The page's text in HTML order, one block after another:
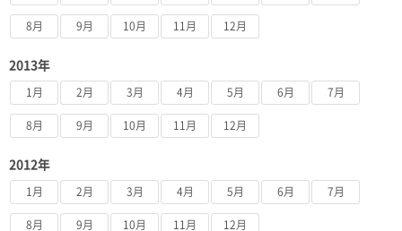
8月 9月 10月 11月 12月
2013年
1月 2月 3月 4月 5月 6月 7月
8月 9月 10月 11月 12月
2012年
1月 2月 3月 4月 5月 6月 7月
8月 9月 10月 11月 12月